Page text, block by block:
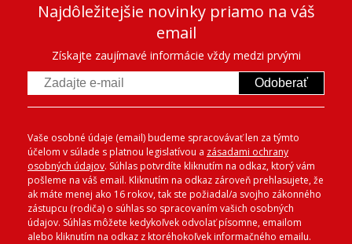
Najdôležitejšie novinky priamo na váš
email
Získajte zaujímavé informácie vždy medzi prvými
Odoberať
Vaše osobné údaje (email) budeme spracovávať len za týmto
účelom v súlade s platnou legislatívou a zásadami ochrany
osobných údajov. Súhlas potvrdíte kliknutím na odkaz, ktorý vám
pošleme na váš email. Kliknutím na odkaz zároveň prehlasujete, že
ak máte menej ako 16 rokov, tak ste požiadal/a svojho zákonného
zástupcu (rodiča) o súhlas so spracovaním vašich osobných
údajov. Súhlas môžete kedykoľvek odvolať písomne, emailom
alebo kliknutím na odkaz z ktoréhokoľvek informačného emailu.